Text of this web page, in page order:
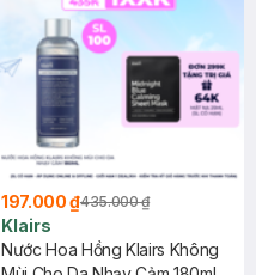
197.000 ₫435.000 ₫
Klairs
Nước Hoa Hồng Klairs Không